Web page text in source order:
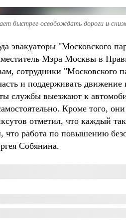
быстрее освобождать дороги и
эвакуаторы "Московского
Мэра Москвы в
сотрудники "Московского
и поддерживать движение
службы выезжают к
Кроме того,
отметил, что каждый
что работа по повышению
Собянина.